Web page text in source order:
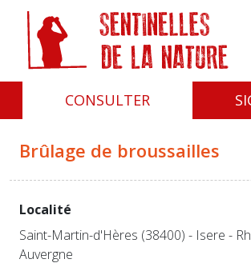
CONSULTER
Brûlage de broussailles
Localité
Saint-Martin-d'Hères (38400) - Isere -
Auvergne
Panneau de gestion des cookies